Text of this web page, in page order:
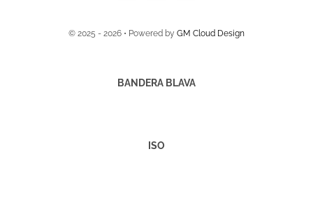
© 2025 - 2026 • Powered by GM Cloud Design
BANDERA BLAVA
ISO